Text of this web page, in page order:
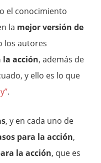
el conocimiento
la mejor versión de
los autores
la acción, además de
y ello es lo que
.
, y en cada uno de
para la acción,
la acción, que es